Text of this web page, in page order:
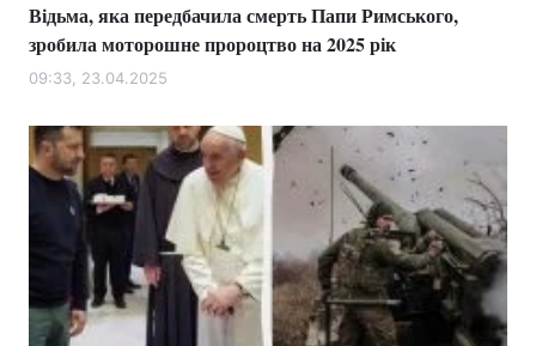
Відьма, яка передбачила смерть Папи Римського,
зробила моторошне пророцтво на 2025 рік
09:33, 23.04.2025